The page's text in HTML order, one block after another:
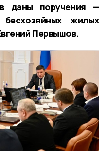
даны поручения —
бесхозяйных жилых
Первышов.